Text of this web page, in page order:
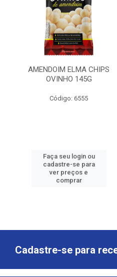
AMENDOIM ELMA CHIPS
OVINHO 145G
Código: 6555
Faça seu login ou
cadastre-se para
ver preços e
comprar
Cadastre-se para